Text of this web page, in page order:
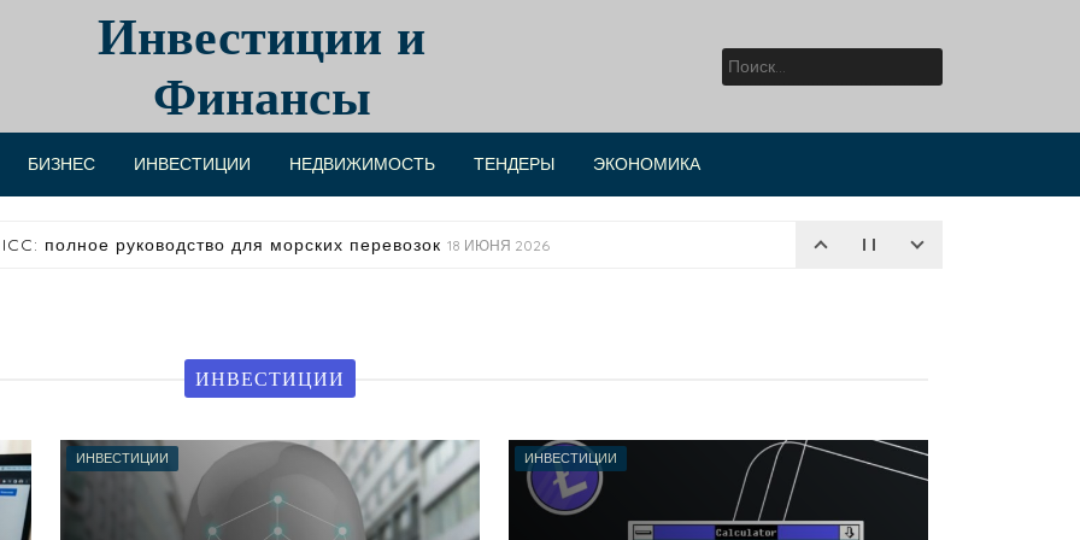
Инвестиции и
Финансы
Найти:
БИЗНЕС ИНВЕСТИЦИИ НЕДВИЖИМОСТЬ ТЕНДЕРЫ ЭКОНОМИКА
ИНВЕСТИЦИИ
ИНВЕСТИЦИИ ИНВЕСТИЦИИ